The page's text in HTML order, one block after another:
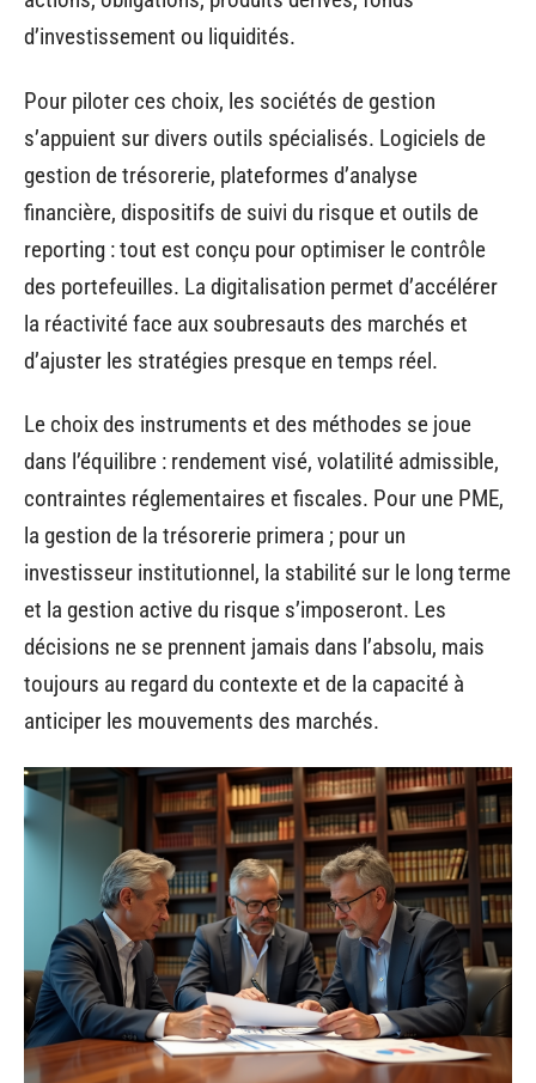
d’investissement ou liquidités.
Pour piloter ces choix, les sociétés de gestion
s’appuient sur divers outils spécialisés. Logiciels de
gestion de trésorerie, plateformes d’analyse
financière, dispositifs de suivi du risque et outils de
reporting : tout est conçu pour optimiser le contrôle
des portefeuilles. La digitalisation permet d’accélérer
la réactivité face aux soubresauts des marchés et
d’ajuster les stratégies presque en temps réel.
Le choix des instruments et des méthodes se joue
dans l’équilibre : rendement visé, volatilité admissible,
contraintes réglementaires et fiscales. Pour une PME,
la gestion de la trésorerie primera ; pour un
investisseur institutionnel, la stabilité sur le long terme
et la gestion active du risque s’imposeront. Les
décisions ne se prennent jamais dans l’absolu, mais
toujours au regard du contexte et de la capacité à
anticiper les mouvements des marchés.